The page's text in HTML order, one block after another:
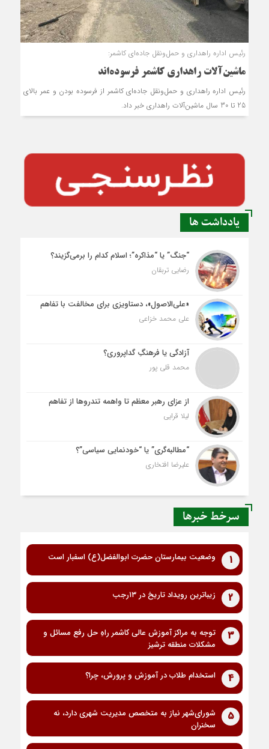
رئیس اداره راهداری و حمل‌ونقل جاده‌ای کاشمر:
ماشین‌آلات راهداری کاشمر فرسوده‌اند
رئیس اداره راهداری و حمل‌ونقل جاده‌ای کاشمر از فرسوده بودن و عمر بالای
25 تا 30 سال ماشین‌آلات راهداری خبر داد.
یادداشت ها
“جنگ” یا “مذاکره”؛ اسلام کدام را برمی‌گزیند؟
رضایی تربقان
«علی‌الاصول»، دستاویزی برای مخالفت با تفاهم
علی محمد خزاعی
آزادگی یا فرهنگِ گداپروری؟
محمد قلی پور
از عزای رهبر معظم تا واهمه تندروها از تفاهم
لیلا قرایی
“مطالبه‌گری” یا “خودنمایی سیاسی”؟
علیرضا افتخاری
سرخط خبرها
1 وضعیت بیمارستان حضرت ابوالفضل(ع) اسفبار است
2 زیباترین رویداد تاریخ در ۱۳رجب
3
توجه به مراکز آموزش عالی کاشمر راهِ حل رفع مسائل و
مشکلات منطقه ترشیز
4 استخدام طلاب در آموزش و پرورش، چرا؟
5
شورای‌شهر نیاز به متخصص مدیریت شهری دارد، نه
سخنران